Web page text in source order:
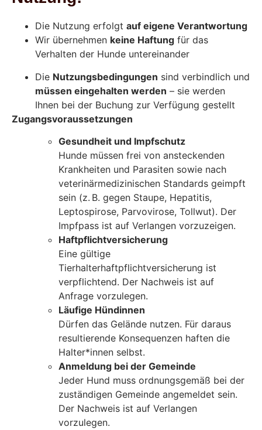
Die Nutzung erfolgt auf eigene Verantwortung
Wir übernehmen keine Haftung für das
Verhalten der Hunde untereinander
Die Nutzungsbedingungen sind verbindlich und
müssen eingehalten werden – sie werden
Ihnen bei der Buchung zur Verfügung gestellt
Zugangsvoraussetzungen
Gesundheit und Impfschutz
Hunde müssen frei von ansteckenden
Krankheiten und Parasiten sowie nach
veterinärmedizinischen Standards geimpft
sein (z. B. gegen Staupe, Hepatitis,
Leptospirose, Parvovirose, Tollwut). Der
Impfpass ist auf Verlangen vorzuzeigen.
Haftpflichtversicherung
Eine gültige
Tierhalterhaftpflichtversicherung ist
verpflichtend. Der Nachweis ist auf
Anfrage vorzulegen.
Läufige Hündinnen
Dürfen das Gelände nutzen. Für daraus
resultierende Konsequenzen haften die
Halter*innen selbst.
Anmeldung bei der Gemeinde
Jeder Hund muss ordnungsgemäß bei der
zuständigen Gemeinde angemeldet sein.
Der Nachweis ist auf Verlangen
vorzulegen.